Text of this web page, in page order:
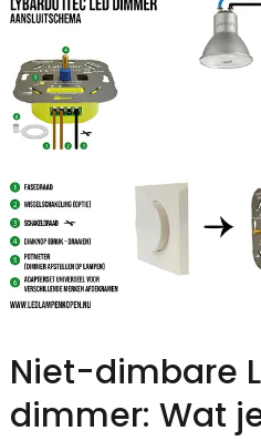
Niet-dimbare
dimmer: Wat